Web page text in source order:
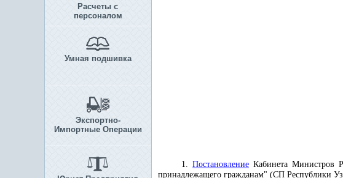
Расчеты с
персоналом
Умная подшивка
Экспортно-
Импортные Операции
1. Постановление Кабинета Министров
принадлежащего гражданам" (СП Республики